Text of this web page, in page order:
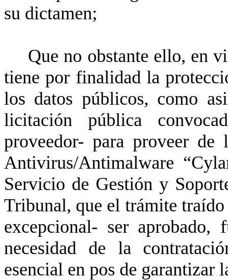
su dictamen;
Que no obstante ello, en
tiene por finalidad la
los datos públicos, como
licitación pública
proveedor- para proveer
Antivirus/Antimalware
Servicio de Gestión y
Tribunal, que el trámite
excepcional- ser
necesidad de la
esencial en pos de garantizar